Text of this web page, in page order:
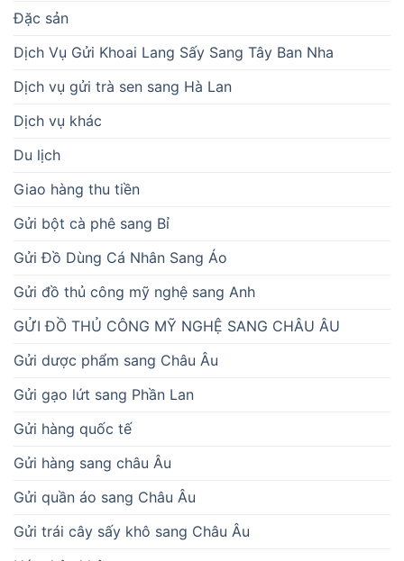
Đặc sản
Dịch Vụ Gửi Khoai Lang Sấy Sang Tây Ban Nha
Dịch vụ gửi trà sen sang Hà Lan
Dịch vụ khác
Du lịch
Giao hàng thu tiền
Gửi bột cà phê sang Bỉ
Gửi Đồ Dùng Cá Nhân Sang Áo
Gửi đồ thủ công mỹ nghệ sang Anh
GỬI ĐỒ THỦ CÔNG MỸ NGHỆ SANG CHÂU ÂU
Gửi dược phẩm sang Châu Âu
Gửi gạo lứt sang Phần Lan
Gửi hàng quốc tế
Gửi hàng sang châu Âu
Gửi quần áo sang Châu Âu
Gửi trái cây sấy khô sang Châu Âu